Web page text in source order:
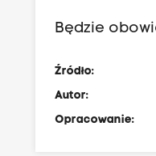
Będzie
Źródło:
Autor:
Opracowanie: